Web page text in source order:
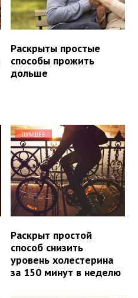
Раскрыты простые
способы прожить
дольше
ЛУЧШЕЕ
Раскрыт простой
способ снизить
уровень холестерина
за 150 минут в неделю